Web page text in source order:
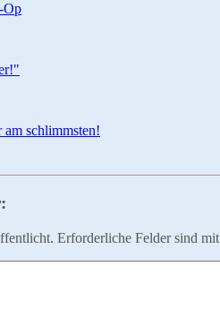
Op
schlimmsten!
Erforderliche Felder sind mit